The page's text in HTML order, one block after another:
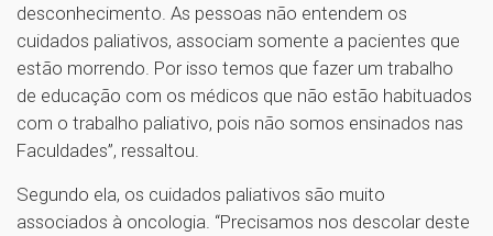
desconhecimento. As pessoas não entendem os
cuidados paliativos, associam somente a pacientes que
estão morrendo. Por isso temos que fazer um trabalho
de educação com os médicos que não estão habituados
com o trabalho paliativo, pois não somos ensinados nas
Faculdades”, ressaltou.
Segundo ela, os cuidados paliativos são muito
associados à oncologia. “Precisamos nos descolar deste